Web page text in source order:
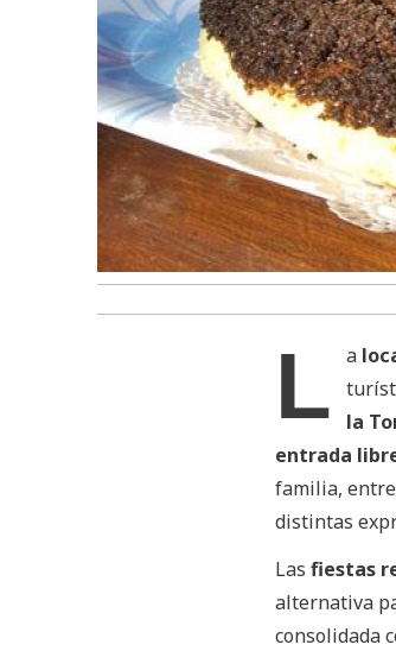
L a
la
entrada
familia,
distintas
Las fiestas
alternativa
consolidada